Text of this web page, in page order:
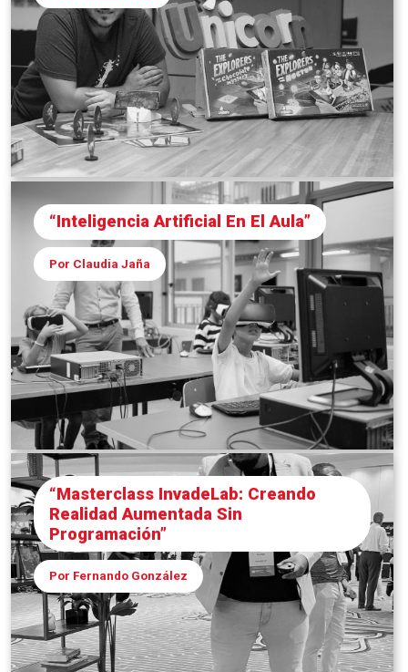
“Inteligencia Artificial En El Aula”
Por Claudia Jaña
“Masterclass InvadeLab: Creando
Realidad Aumentada Sin
Programación”
Por Fernando González